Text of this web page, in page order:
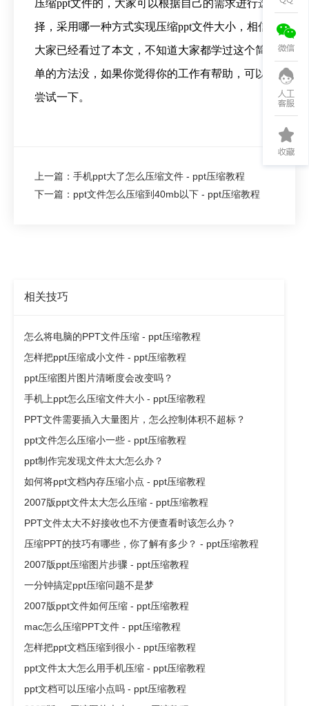
压缩ppt文件的，大家可以根据自己的需求进行选
择，采用哪一种方式实现压缩ppt文件大小，相信
大家已经看过了本文，不知道大家都学过这个简
单的方法没，如果你觉得你的工作有帮助，可以
尝试一下。
上一篇：手机ppt大了怎么压缩文件 - ppt压缩教程
下一篇：ppt文件怎么压缩到40mb以下 - ppt压缩教程
相关技巧
怎么将电脑的PPT文件压缩 - ppt压缩教程
怎样把ppt压缩成小文件 - ppt压缩教程
ppt压缩图片图片清晰度会改变吗？
手机上ppt怎么压缩文件大小 - ppt压缩教程
PPT文件需要插入大量图片，怎么控制体积不超标？
ppt文件怎么压缩小一些 - ppt压缩教程
ppt制作完发现文件太大怎么办？
如何将ppt文档内存压缩小点 - ppt压缩教程
2007版ppt文件太大怎么压缩 - ppt压缩教程
PPT文件太大不好接收也不方便查看时该怎么办？
压缩PPT的技巧有哪些，你了解有多少？ - ppt压缩教程
2007版ppt压缩图片步骤 - ppt压缩教程
一分钟搞定ppt压缩问题不是梦
2007版ppt文件如何压缩 - ppt压缩教程
mac怎么压缩PPT文件 - ppt压缩教程
怎样把ppt文档压缩到很小 - ppt压缩教程
ppt文件太大怎么用手机压缩 - ppt压缩教程
ppt文档可以压缩小点吗 - ppt压缩教程